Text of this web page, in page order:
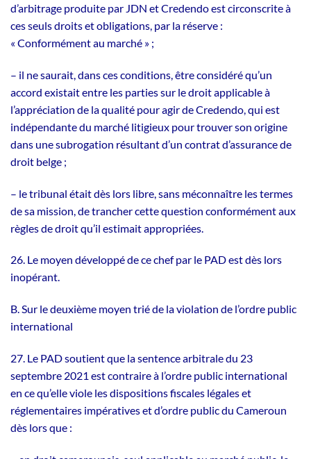
d’arbitrage produite par JDN et Credendo est circonscrite à
ces seuls droits et obligations, par la réserve :
« Conformément au marché » ;
– il ne saurait, dans ces conditions, être considéré qu’un
accord existait entre les parties sur le droit applicable à
l’appréciation de la qualité pour agir de Credendo, qui est
indépendante du marché litigieux pour trouver son origine
dans une subrogation résultant d’un contrat d’assurance de
droit belge ;
– le tribunal était dès lors libre, sans méconnaître les termes
de sa mission, de trancher cette question conformément aux
règles de droit qu’il estimait appropriées.
26. Le moyen développé de ce chef par le PAD est dès lors
inopérant.
B. Sur le deuxième moyen trié de la violation de l’ordre public
international
27. Le PAD soutient que la sentence arbitrale du 23
septembre 2021 est contraire à l’ordre public international
en ce qu’elle viole les dispositions fiscales légales et
réglementaires impératives et d’ordre public du Cameroun
dès lors que :